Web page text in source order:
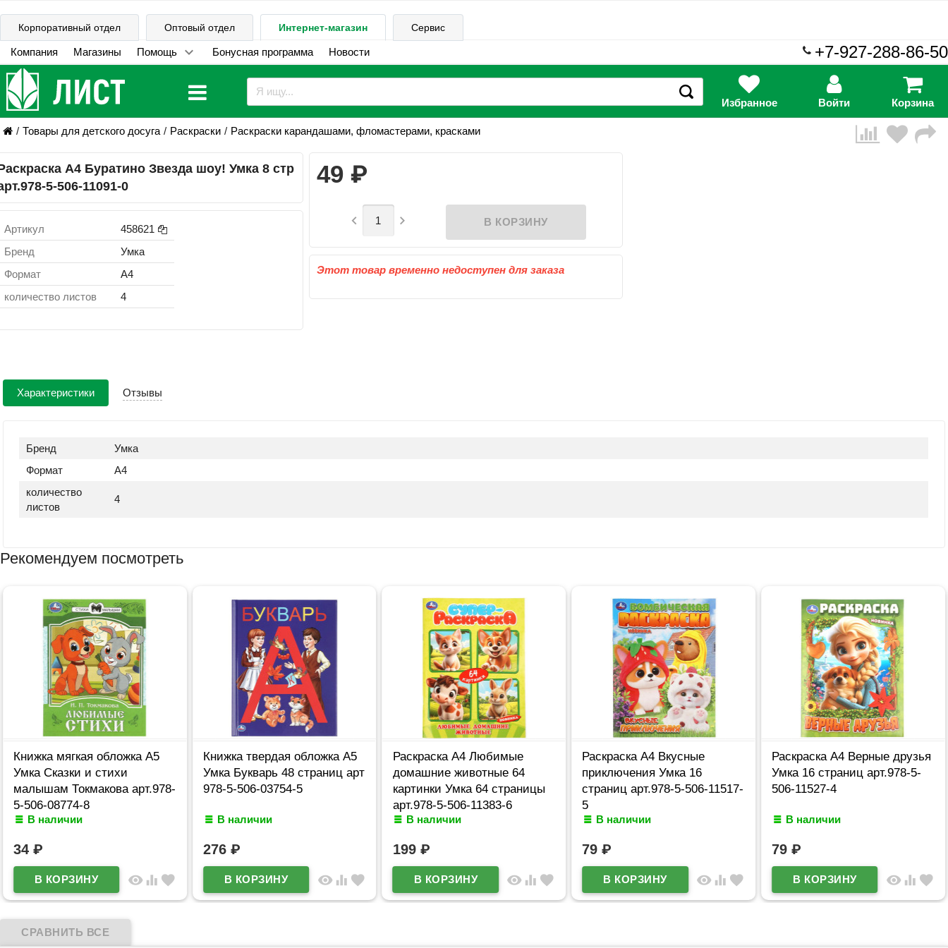
Корпоративный отдел Оптовый отдел Интернет-магазин Сервис
Компания Магазины Помощь Бонусная программа Новости +7-927-288-86-50
Избранное Войти Корзина
Товары для детского досуга Раскраски Раскраски карандашами, фломастерами, красками
А4 Буратино Звезда шоу! Умка 8 стр
5-506-11091-0
Артикул
458621
Бренд
Умка
Формат
A4
количество листов
4
49 ₽
 
Этот товар временно недоступен для заказа
Характеристики Отзывы
Бренд
Умка
Формат
A4
количество
листов
4
Рекомендуем посмотреть
Книжка мягкая обложка А5
Умка Сказки и стихи
малышам Токмакова арт.978-
5-506-08774-8
В наличии
34 ₽
visibility equalizer favorite
Книжка твердая обложка А5
Умка Букварь 48 страниц арт
978-5-506-03754-5
В наличии
276 ₽
visibility equalizer favorite
Раскраска А4 Любимые
домашние животные 64
картинки Умка 64 страницы
арт.978-5-506-11383-6
В наличии
199 ₽
visibility equalizer favorite
Раскраска А4 Вкусные
приключения Умка 16
страниц арт.978-5-506-11517-
5
В наличии
79₽
visibility equalizer favorite
Раскраска А4 Верные друзья
Умка 16 страниц арт.978-5-
506-11527-4
В наличии
79₽
visibility equalizer favorite